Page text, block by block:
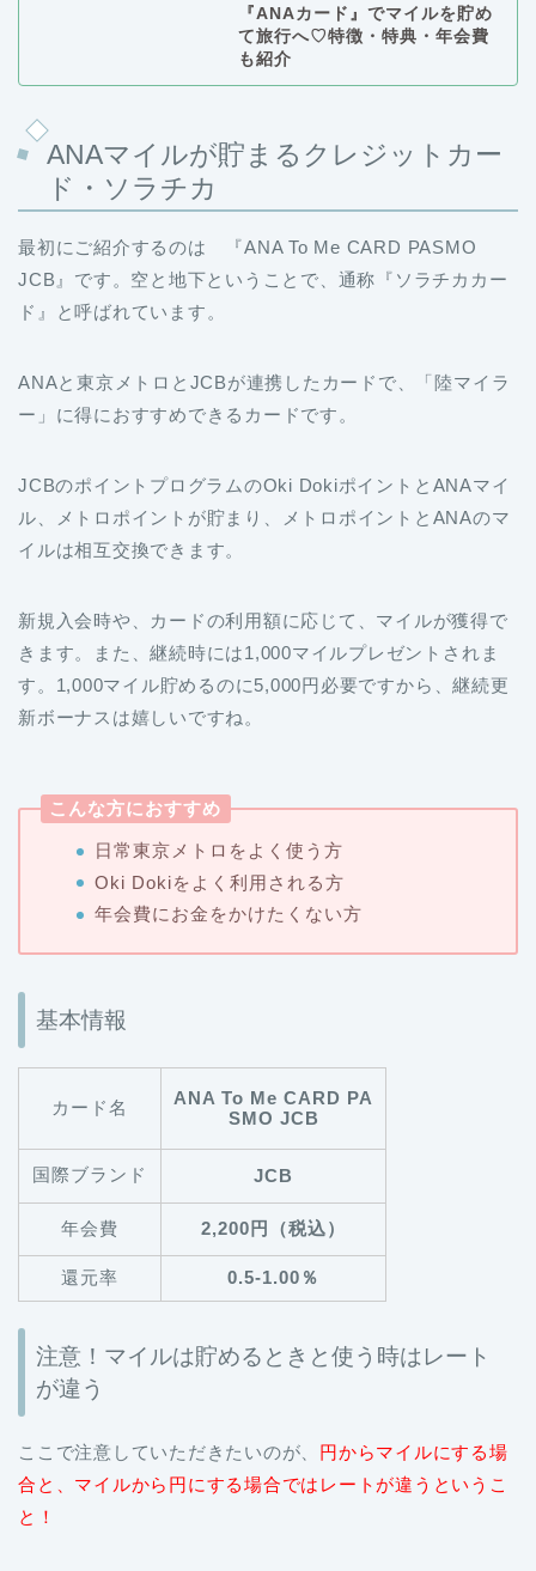
『ANAカード』でマイルを貯め
て旅行へ♡特徴・特典・年会費
も紹介
ANAマイルが貯まるクレジットカー
ド・ソラチカ
最初にご紹介するのは 『ANA To Me CARD PASMO
JCB』です。空と地下ということで、通称『ソラチカカー
ド』と呼ばれています。
ANAと東京メトロとJCBが連携したカードで、「陸マイラ
ー」に得におすすめできるカードです。
JCBのポイントプログラムのOki DokiポイントとANAマイ
ル、メトロポイントが貯まり、メトロポイントとANAのマ
イルは相互交換できます。
新規入会時や、カードの利用額に応じて、マイルが獲得で
きます。また、継続時には1,000マイルプレゼントされま
す。1,000マイル貯めるのに5,000円必要ですから、継続更
新ボーナスは嬉しいですね。
こんな方におすすめ
日常東京メトロをよく使う方
Oki Dokiをよく利用される方
年会費にお金をかけたくない方
基本情報
カード名
ANA To Me CARD PA
SMO JCB
国際ブランド JCB
年会費 2,200円（税込）
還元率 0.5-1.00％
注意！マイルは貯めるときと使う時はレート
が違う
ここで注意していただきたいのが、 円からマイルにする場
合と、マイルから円にする場合ではレートが違うというこ
と！